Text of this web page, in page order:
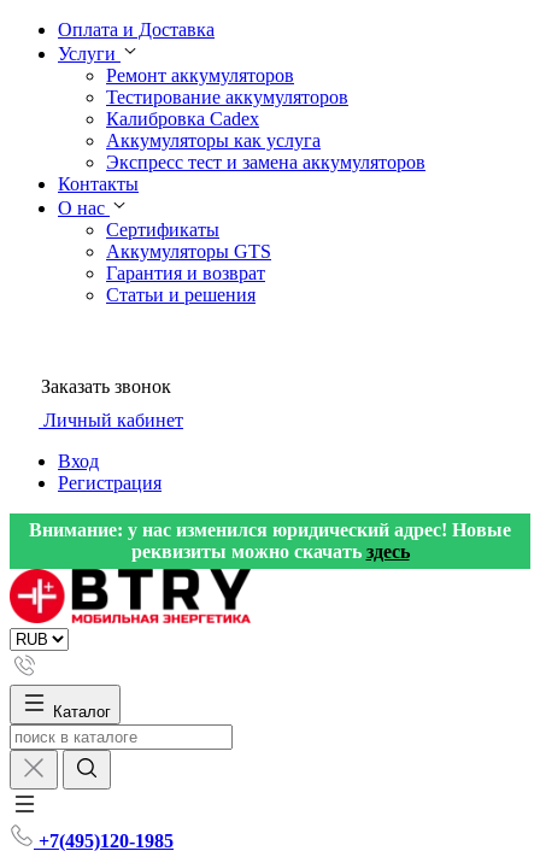
Оплата и Доставка
Услуги
Ремонт аккумуляторов
Тестирование аккумуляторов
Калибровка Cadex
Аккумуляторы как услуга
Экспресс тест и замена аккумуляторов
Контакты
О нас
Сертификаты
Аккумуляторы GTS
Гарантия и возврат
Статьи и решения
Заказать звонок
Личный кабинет
Вход
Регистрация
Внимание: у нас изменился юридический адрес! Новые
реквизиты можно скачать здесь
Каталог
+7(495)120-1985